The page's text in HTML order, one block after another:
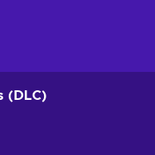
(DLC)